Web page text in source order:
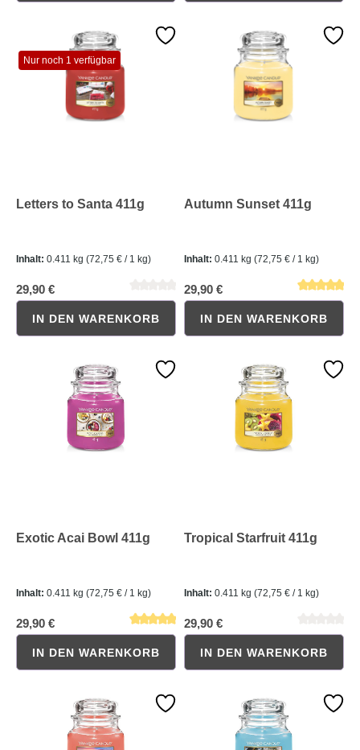
Nur noch 1 verfügbar
Letters to Santa 411g
Inhalt: 0.411 kg (72,75 € / 1 kg)
29,90 €
Durchschnittliche Bewertung von 0 von 5 Sternen
IN DEN WARENKORB
Autumn Sunset 411g
Inhalt: 0.411 kg (72,75 € / 1 kg)
29,90 €
Durchschnittliche Bewertung
IN DEN WARENKORB
Exotic Acai Bowl 411g
Inhalt: 0.411 kg (72,75 € / 1 kg)
29,90 €
IN DEN WARENKORB
Tropical Starfruit 411g
Inhalt: 0.411 kg (72,75 € / 1 kg)
29,90 €
IN DEN WARENKORB